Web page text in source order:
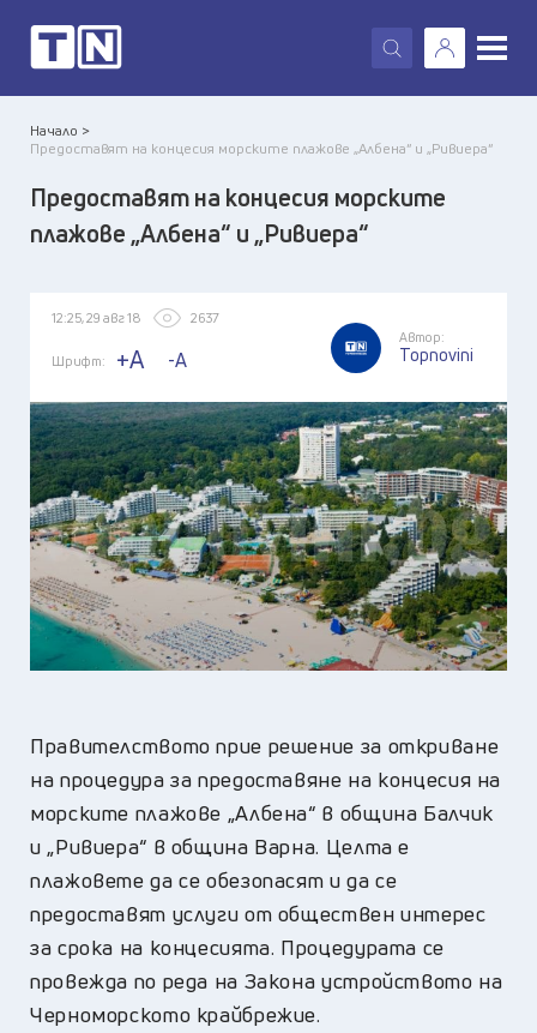
X
Начало >
Предоставят на концесия морските плажове „Албена“ и „Ривиера“
Предоставят на концесия морските
плажове „Албена“ и „Ривиера“
12:25, 29 авг 18 2637
Шрифт: +A -A
Автор:
Topnovini
Правителството прие решение за откриване
на процедура за предоставяне на концесия на
морските плажове „Албена“ в община Балчик
и „Ривиера“ в община Варна. Целта е
плажовете да се обезопасят и да се
предоставят услуги от обществен интерес
за срока на концесията. Процедурата се
провежда по реда на Закона устройството на
Черноморското крайбрежие.